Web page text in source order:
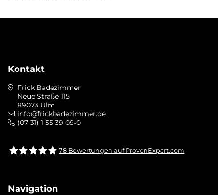
Kontakt
Frick Badezimmer
Neue Straße 115
89073 Ulm
info@frickbadezimmer.de
(07 31) 1 55 39 09-0
78 Bewertungen auf ProvenExpert.com
Navigation